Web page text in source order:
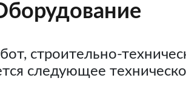
строительно-
следующее